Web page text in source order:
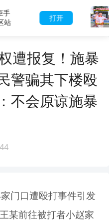
省十八运
圣火比上场
遭报复！施暴
警骗其下楼殴
不会原谅施暴
门口遭殴打事件引发
某前往被打者小赵家